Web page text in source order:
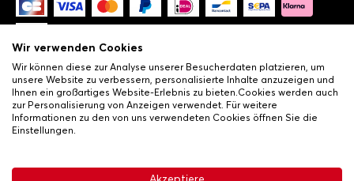
Allgemeine Verkaufsbedingungen•
Wir verwenden Cookies
Wir können diese zur Analyse unserer Besucherdaten platzieren, um
unsere Website zu verbessern, personalisierte Inhalte anzuzeigen und
Ihnen ein großartiges Website-Erlebnis zu bieten.Cookies werden auch
zur Personalisierung von Anzeigen verwendet. Für weitere
Informationen zu den von uns verwendeten Cookies öffnen Sie die
Einstellungen.